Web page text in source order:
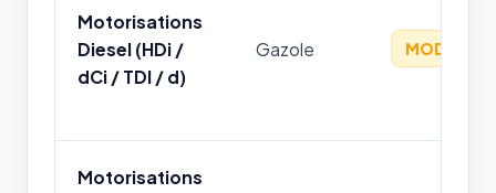
Motorisations
Diesel (HDi /
dCi / TDI / d)
Gazole MODÉRÉ
Motorisations